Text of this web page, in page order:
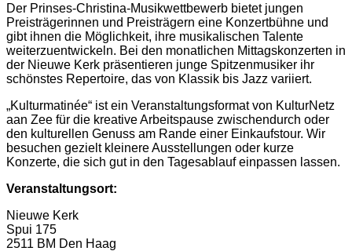
Der Prinses-Christina-Musikwettbewerb bietet jungen
Preisträgerinnen und Preisträgern eine Konzertbühne und
gibt ihnen die Möglichkeit, ihre musikalischen Talente
weiterzuentwickeln. Bei den monatlichen Mittagskonzerten in
der Nieuwe Kerk präsentieren junge Spitzenmusiker ihr
schönstes Repertoire, das von Klassik bis Jazz variiert.
„Kulturmatinée“ ist ein Veranstaltungsformat von KulturNetz
aan Zee für die kreative Arbeitspause zwischendurch oder
den kulturellen Genuss am Rande einer Einkaufstour. Wir
besuchen gezielt kleinere Ausstellungen oder kurze
Konzerte, die sich gut in den Tagesablauf einpassen lassen.
Veranstaltungsort:
Nieuwe Kerk
Spui 175
2511 BM Den Haag